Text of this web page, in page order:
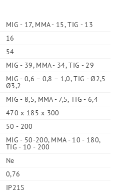
MIG - 17, MMA - 15, TIG - 13
16
54
MIG - 39, MMA - 34, TIG - 29
MIG - 0,6 – 0,8 – 1,0, TIG - Ø2,5
Ø3,2
MIG - 8,5, MMA - 7,5, TIG - 6,4
470 x 185 x 300
50 - 200
MIG - 50-200, MMA - 10 - 180,
TIG - 10 - 200
Ne
0,76
IP21S